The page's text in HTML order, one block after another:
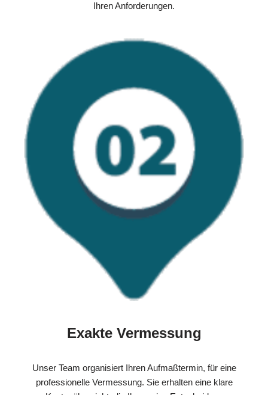
Ihren Anforderungen.
Exakte Vermessung
Unser Team organisiert Ihren Aufmaßtermin, für eine
professionelle Vermessung. Sie erhalten eine klare